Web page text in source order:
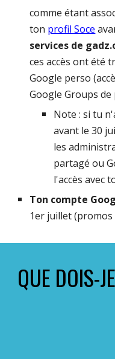
comme étant
ton profil Soce
services de
ces accès ont été
Google perso
Google Groupsde
Note : si tu
avant le 30
les
partagé ou
l'accès avec
Ton compte
1er juillet (promos
QUE DOIS-